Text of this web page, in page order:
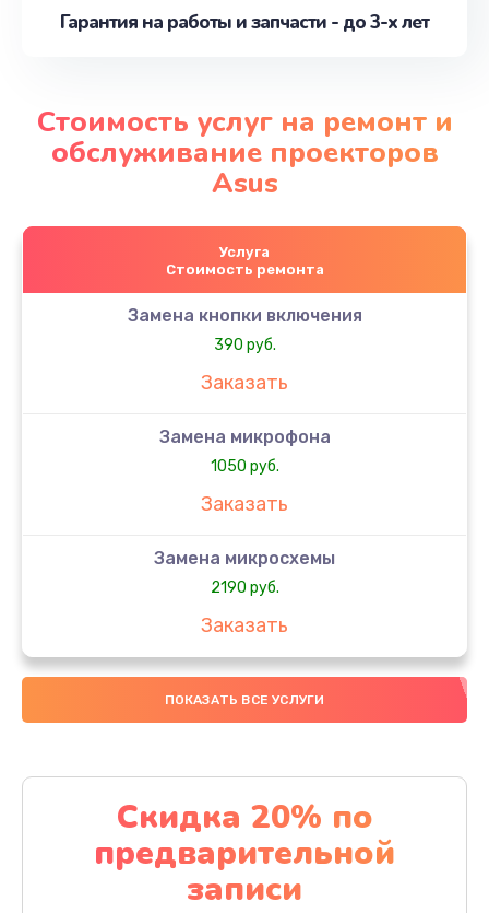
Гарантия на работы и запчасти - до 3-х лет
Стоимость услуг на ремонт и
обслуживание проекторов
Asus
Услуга
Стоимость ремонта
Замена кнопки включения
390 руб.
Заказать
Замена микрофона
1050 руб.
Заказать
Замена микросхемы
2190 руб.
Заказать
Замена передней камеры
490 руб.
Замена полифонического динамика
390 руб.
Заказать
ПОКАЗАТЬ ВСЕ УСЛУГИ
Скидка 20% по
предварительной
записи